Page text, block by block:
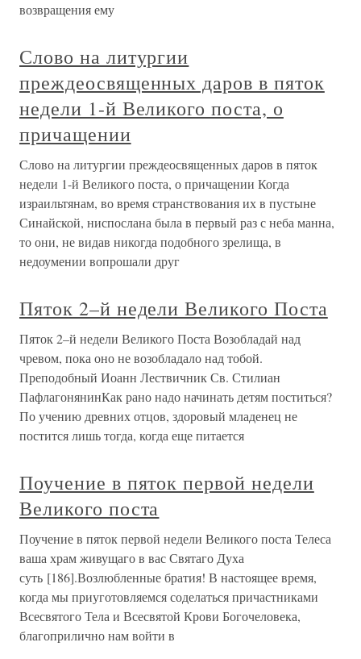
возвращения ему
Слово на литургии
преждеосвященных даров в пяток
недели 1-й Великого поста, о
причащении
Слово на литургии преждеосвященных даров в пяток
недели 1-й Великого поста, о причащении Когда
израильтянам, во время странствования их в пустыне
Синайской, ниспослана была в первый раз с неба манна,
то они, не видав никогда подобного зрелища, в
недоумении вопрошали друг
Пяток 2–й недели Великого Поста
Пяток 2–й недели Великого Поста Возобладай над
чревом, пока оно не возобладало над тобой.
Преподобный Иоанн Лествичник Св. Стилиан
ПафлагонянинКак рано надо начинать детям поститься?
По учению древних отцов, здоровый младенец не
постится лишь тогда, когда еще питается
Поучение в пяток первой недели
Великого поста
Поучение в пяток первой недели Великого поста Телеса
ваша храм живущаго в вас Святаго Духа
суть [186].Возлюбленные братия! В настоящее время,
когда мы приуготовляемся соделаться причастниками
Всесвятого Тела и Всесвятой Крови Богочеловека,
благоприлично нам войти в